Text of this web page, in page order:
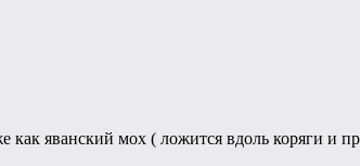
как яванский мох ( ложится вдоль коряги и